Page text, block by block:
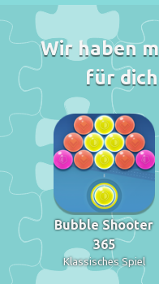
Wir haben
für
Bubble Shooter
365
Klassisches Spiel